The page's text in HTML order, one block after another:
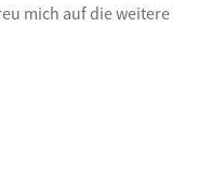
mich auf die weitere